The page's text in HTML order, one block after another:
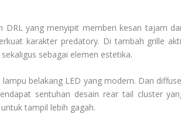
yang menyipit memberi kesan tajam
karakter predatory. Di tambah grille
sebagai elemen estetika.
belakang LED yang modern. Dan
sentuhan desain rear tail cluster
tampil lebih gagah.